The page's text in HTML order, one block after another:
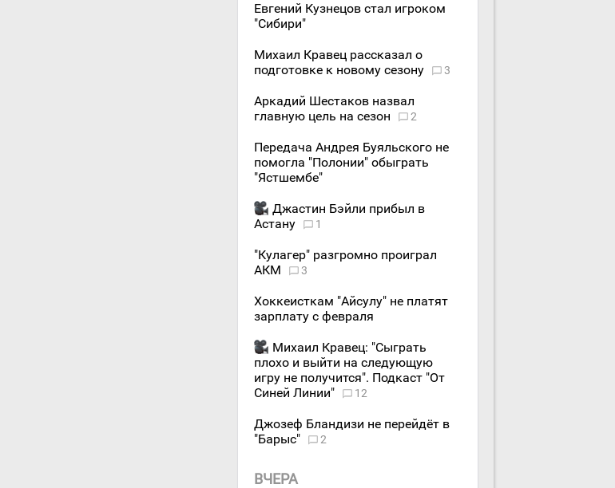
Евгений Кузнецов стал игроком
"Сибири"
Михаил Кравец рассказал о
подготовке к новому сезону
3
Аркадий Шестаков назвал
главную цель на сезон
2
Передача Андрея Буяльского не
помогла "Полонии" обыграть
"Ястшембе"
Джастин Бэйли прибыл в
Астану
1
"Кулагер" разгромно проиграл
АКМ
3
Хоккеисткам "Айсулу" не платят
зарплату с февраля
Михаил Кравец: "Сыграть
плохо и выйти на следующую
игру не получится". Подкаст "От
Синей Линии"
12
Джозеф Бландизи не перейдёт в
"Барыс"
2
ВЧЕРА